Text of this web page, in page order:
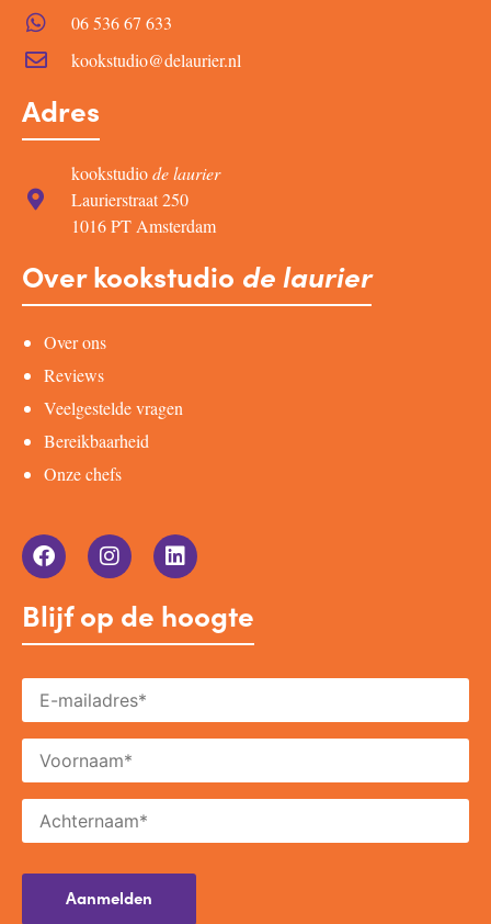
06 536 67 633
kookstudio@delaurier.nl
Adres
kookstudiode laurier
Laurierstraat 250
1016 PT Amsterdam
Over kookstudio de laurier
Over ons
Reviews
Veelgestelde vragen
Bereikbaarheid
Onze chefs
Blijf op de hoogte